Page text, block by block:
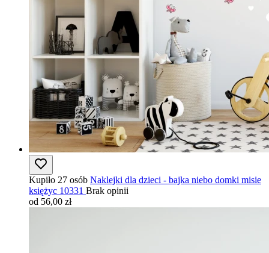
Kupiło 27 osób Naklejki dla dzieci - bajka niebo domki misie
księżyc 10331 Brak opinii
od 56,00 zł